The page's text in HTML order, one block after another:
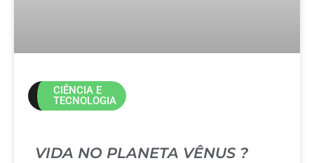
CIÊNCIA E
TECNOLOGIA
VIDA NO PLANETA VÊNUS ?